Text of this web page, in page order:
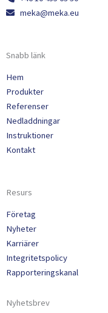
meka@meka.eu
Snabb länk
Hem
Produkter
Referenser
Nedladdningar
Instruktioner
Kontakt
Resurs
Företag
Nyheter
Karriärer
Integritetspolicy
Rapporteringskanal
Nyhetsbrev